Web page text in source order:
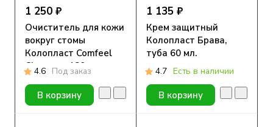
1 250 ₽
Очиститель для кожи
вокруг стомы
Колопласт Comfeel
Cleanser, 180мл
4.6 Под заказ
В корзину
1 135 ₽
Крем защитный
Колопласт Брава,
туба 60 мл.
4.7 Есть в наличии
В корзину